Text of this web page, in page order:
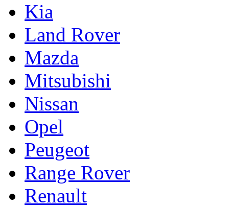
Kia
Land Rover
Mazda
Mitsubishi
Nissan
Opel
Peugeot
Range Rover
Renault